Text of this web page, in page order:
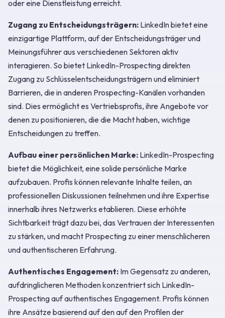
oder eine Dienstleistung erreicht.
Zugang zu Entscheidungsträgern: LinkedIn bietet eine
einzigartige Plattform, auf der Entscheidungsträger und
Meinungsführer aus verschiedenen Sektoren aktiv
interagieren. So bietet LinkedIn-Prospecting direkten
Zugang zu Schlüsselentscheidungsträgern und eliminiert
Barrieren, die in anderen Prospecting-Kanälen vorhanden
sind. Dies ermöglicht es Vertriebsprofis, ihre Angebote vor
denen zu positionieren, die die Macht haben, wichtige
Entscheidungen zu treffen.
Aufbau einer persönlichen Marke: LinkedIn-Prospecting
bietet die Möglichkeit, eine solide persönliche Marke
aufzubauen. Profis können relevante Inhalte teilen, an
professionellen Diskussionen teilnehmen und ihre Expertise
innerhalb ihres Netzwerks etablieren. Diese erhöhte
Sichtbarkeit trägt dazu bei, das Vertrauen der Interessenten
zu stärken, und macht Prospecting zu einer menschlicheren
und authentischeren Erfahrung.
Authentisches Engagement: Im Gegensatz zu anderen,
aufdringlicheren Methoden konzentriert sich LinkedIn-
Prospecting auf authentisches Engagement. Profis können
ihre Ansätze basierend auf den auf den Profilen der